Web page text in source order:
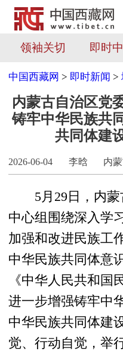
领袖关切 即时
中国西藏网 > 即时新闻 >
内蒙古自治区党
铸牢中华民族共
共同体建
2026-06-04 李晗 内
5月29日，内蒙
中心组围绕深入学
加强和改进民族工
中华民族共同体意
《中华人民共和国
进一步增强铸牢中
中华民族共同体建
觉、行动自觉，举